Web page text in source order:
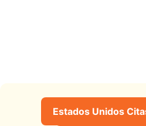
Estados Unidos